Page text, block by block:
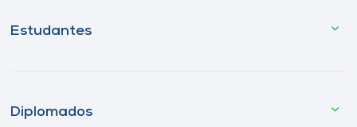
Estudantes
Diplomados